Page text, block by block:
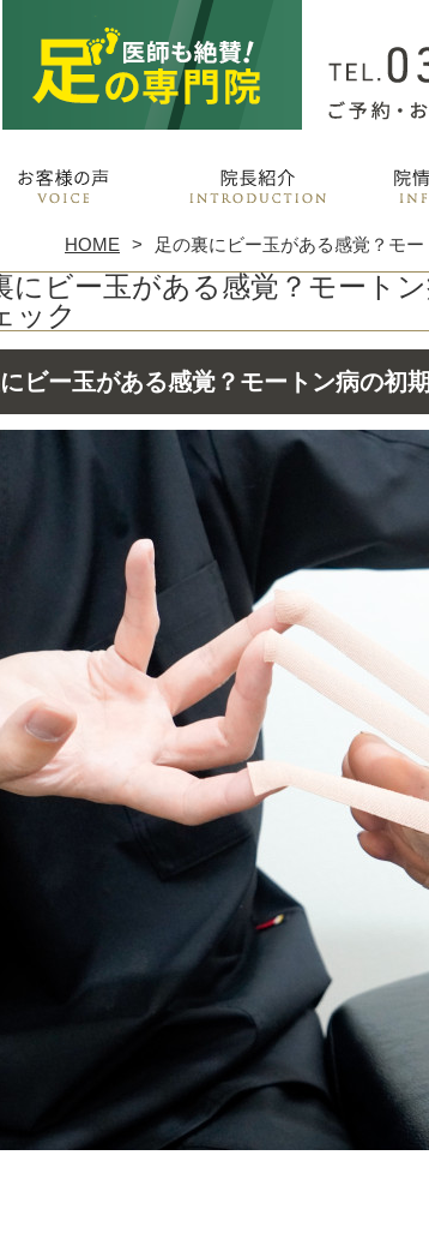
HOME 足の裏にビー玉がある感覚？モ
にビー玉がある感覚？モート
ック
ビー玉がある感覚？モートン病の初